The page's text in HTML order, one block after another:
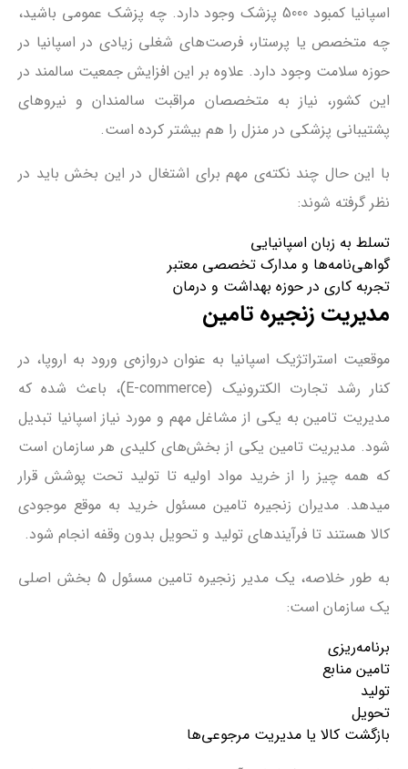
اسپانیا کمبود 5000 پزشک وجود دارد. چه پزشک عمومی باشید،
چه متخصص یا پرستار، فرصت‌های شغلی زیادی در اسپانیا در
حوزه سلامت وجود دارد. علاوه بر این افزایش جمعیت سالمند در
این کشور، نیاز به متخصصان مراقبت سالمندان و نیروهای
پشتیبانی پزشکی در منزل را هم بیشتر کرده است.
با این حال چند نکته‌ی مهم برای اشتغال در این بخش باید در
نظر گرفته شوند:
تسلط به زبان اسپانیایی
گواهی‌نامه‌ها و مدارک تخصصی معتبر
تجربه کاری در حوزه بهداشت و درمان
مدیریت زنجیره تامین
موقعیت استراتژیک اسپانیا به عنوان دروازه‌ی ورود به اروپا، در
کنار رشد تجارت الکترونیک (E-commerce)، باعث شده که
مدیریت تامین به یکی از مشاغل مهم و مورد نیاز اسپانیا تبدیل
شود. مدیریت تامین یکی از بخش‌های کلیدی هر سازمان است
که همه چیز را از خرید مواد اولیه تا تولید تحت پوشش قرار
می‎دهد. مدیران زنجیره تامین مسئول خرید به موقع موجودی
کالا هستند تا فرآیندهای تولید و تحویل بدون وقفه انجام شود.
به طور خلاصه، یک مدیر زنجیره تامین مسئول 5 بخش اصلی
یک سازمان است:
برنامه‌ریزی
تامین منابع
تولید
تحویل
بازگشت کالا یا مدیریت مرجوعی‌ها